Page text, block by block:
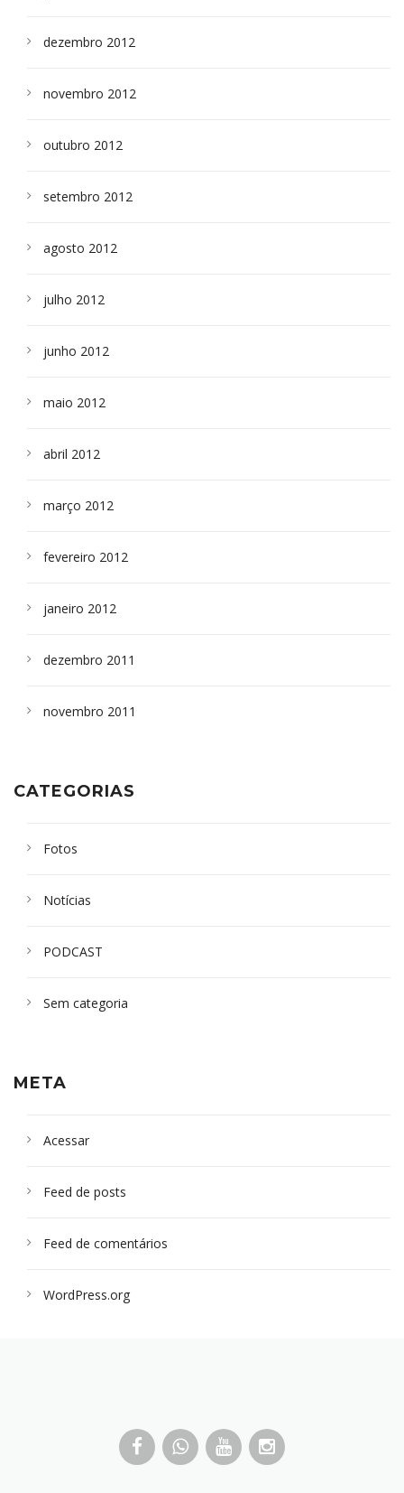
dezembro 2012
novembro 2012
outubro 2012
setembro 2012
agosto 2012
julho 2012
junho 2012
maio 2012
abril 2012
março 2012
fevereiro 2012
janeiro 2012
dezembro 2011
novembro 2011
CATEGORIAS
Fotos
Notícias
PODCAST
Sem categoria
META
Acessar
Feed de posts
Feed de comentários
WordPress.org